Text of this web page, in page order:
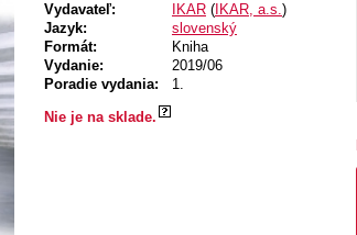
Vydavateľ: IKAR ( IKAR, a.s.)
Jazyk:
slovenský
Formát:
Kniha
Vydanie:
2019/06
Poradie vydania:
1.
Nie je na sklade.